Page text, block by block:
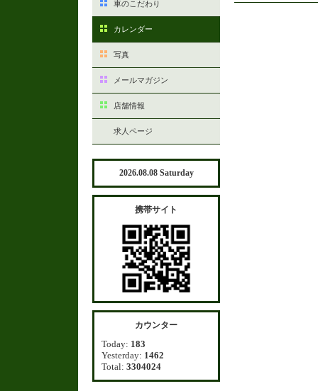
車のこだわり
カレンダー
写真
メールマガジン
店舗情報
求人ページ
2026.08.08 Saturday
携帯サイト
カウンター
Today: 183
Yesterday: 1462
Total: 3304024